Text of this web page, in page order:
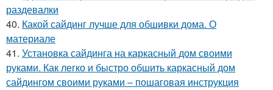
раздевалки
40. Какой сайдинг лучше для обшивки дома. О
материале
41. Установка сайдинга на каркасный дом своими
руками. Как легко и быстро обшить каркасный дом
сайдингом своими руками – пошаговая инструкция